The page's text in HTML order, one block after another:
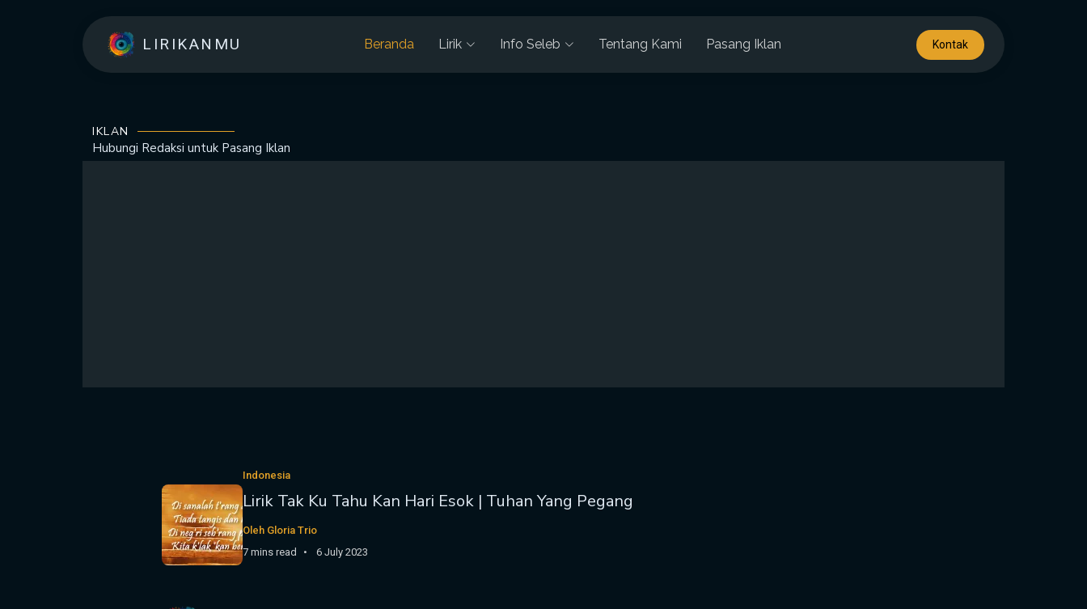
LIRIKANMU Beranda Lirik Info Seleb Tentang Kami Pasang Iklan Kontak
IKLAN
Hubungi Redaksi untuk Pasang Iklan
Indonesia
Lirik Tak Ku Tahu Kan Hari Esok | Tuhan Yang Pegang
Oleh Gloria Trio
7 mins read
6 July 2023